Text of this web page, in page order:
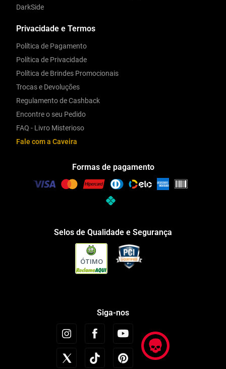
Privacidade e Termos
Política de Pagamento
Política de Privacidade
Política de Brindes Promocionais
Trocas e Devoluções
Regulamento de Cashback
Encontre o seu Pedido
FAQ - Livro Misterioso
Fale com a Caveira
DarkSide
Formas de pagamento
Selos de Qualidade e Segurança
ÓTIMO
Siga-nos